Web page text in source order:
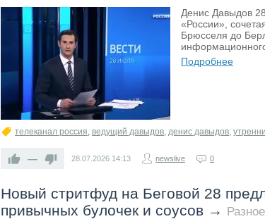
Денис Давыдов
«России»,
Брюсселя до
Подробнее
телеканал россия, ведущий давыдов, денис давыдов,
— 28.07.2026 14:13 newslive 0
Новый стритфуд на Беговой 28
привычных булочек и соусов →